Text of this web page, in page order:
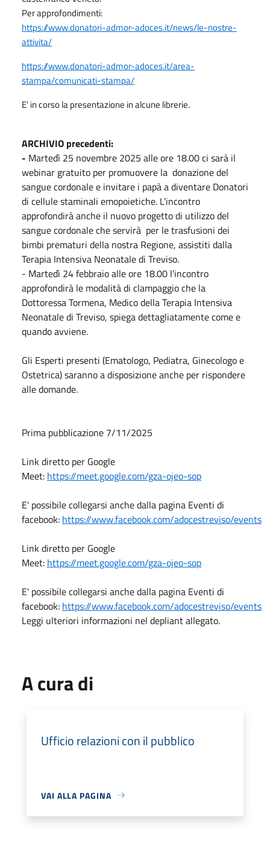
Per approfondimenti:
https://www.donatori-admor-adoces.it/news/le-nostre-
attivita/
https://www.donatori-admor-adoces.it/area-
stampa/comunicati-stampa/
E' in corso la presentazione in alcune librerie.
ARCHIVIO precedenti:
- Martedì 25 novembre 2025 alle ore 18.00 ci sarà il
webinar gratuito per promuovere la donazione del
sangue cordonale e invitare i papà a diventare Donatori
di cellule staminali emopoietiche. L'incontro
approfondirà anche il nuovo progetto di utilizzo del
sangue cordonale che servirà per le trasfusioni dei
bimbi prematuri della nostra Regione, assistiti dalla
Terapia Intensiva Neonatale di Treviso.
- Martedì 24 febbraio alle ore 18.00 l'incontro
approfondirà le modalità di clampaggio che la
Dottoressa Tormena, Medico della Terapia Intensiva
Neonatale di Treviso, spiega dettagliatamente come e
quando avviene.
Gli Esperti presenti (Ematologo, Pediatra, Ginecologo e
Ostetrica) saranno a disposizione anche per rispondere
alle domande.
Prima pubblicazione 7/11/2025
Link diretto per Google
Meet: https://meet.google.com/gza-ojeo-sop
E' possibile collegarsi anche dalla pagina Eventi di
facebook: https://www.facebook.com/adocestreviso/events
Link diretto per Google
Meet: https://meet.google.com/gza-ojeo-sop
E' possibile collegarsi anche dalla pagina Eventi di
facebook: https://www.facebook.com/adocestreviso/events
Leggi ulteriori informazioni nel depliant allegato.
A cura di
Ufficio relazioni con il pubblico
VAI ALLA PAGINA